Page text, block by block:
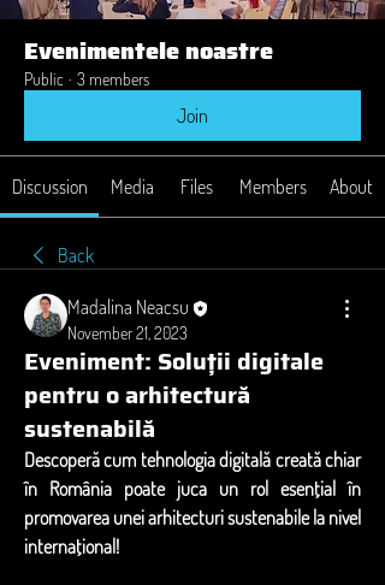
Evenimentele noastre
Public · 3 members
Join
Discussion Media Files Members About
Back
Madalina Neacsu
November 21, 2023
Eveniment: Soluții digitale
pentru o arhitectură
sustenabilă
Descoperă cum tehnologia digitală creată chiar
în România poate juca un rol esențial în
promovarea unei arhitecturi sustenabile la nivel
internațional!